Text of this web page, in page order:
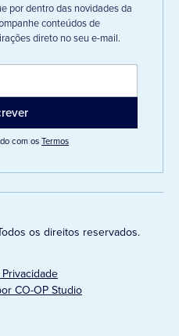
por dentro das novidades da
conteúdos de
direto no seu e-mail.
com osTermos
os direitos reservados.
CO-OP Studio